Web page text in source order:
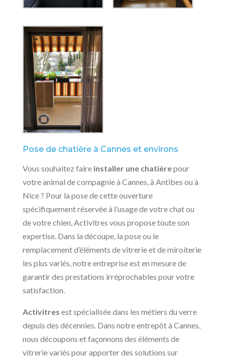
Pose de chatière à Cannes et environs
Vous souhaitez faire installer une chatièrepour
votre animal de compagnie à Cannes, à Antibes ou à
Nice ? Pour la pose de cette ouverture
spécifiquement réservée à l’usage de votre chat ou
de votre chien, Activitres vous propose toute son
expertise. Dans la découpe, la pose ou le
remplacement d’éléments de vitrerie et de miroiterie
les plus variés, notre entreprise est en mesure de
garantir des prestations irréprochables pour votre
satisfaction.
Activitres est spécialisée dans les métiers du verre
depuis des décennies. Dans notre entrepôt à Cannes,
nous découpons et façonnons des éléments de
vitrerie variés pour apporter des solutions sur